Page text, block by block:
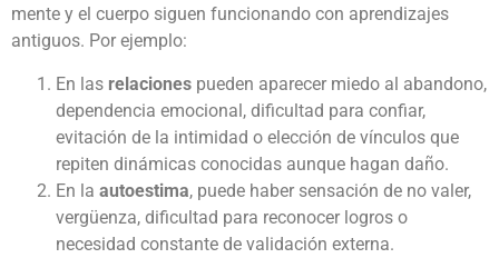
mente y el cuerpo siguen funcionando con aprendizajes
antiguos. Por ejemplo:
En las relaciones pueden aparecer miedo al abandono,
dependencia emocional, dificultad para confiar,
evitación de la intimidad o elección de vínculos que
repiten dinámicas conocidas aunque hagan daño.
En la autoestima, puede haber sensación de no valer,
vergüenza, dificultad para reconocer logros o
necesidad constante de validación externa.